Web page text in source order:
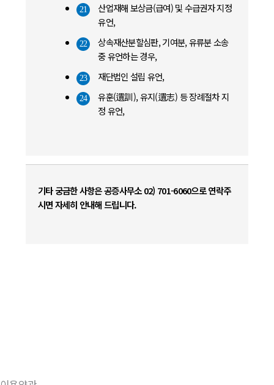
21
산업재해 보상금(급여) 및 수급권자 지정
유언,
22
상속재산분할심판, 기여분, 유류분 소송
중 유언하는 경우,
23 재단법인 설립 유언,
24
유훈(遺訓), 유지(遺志) 등 장례절차 지
정 유언,
기타 궁금한 사항은 공증사무소 02) 701-6060으로 연락주
시면 자세히 안내해 드립니다.